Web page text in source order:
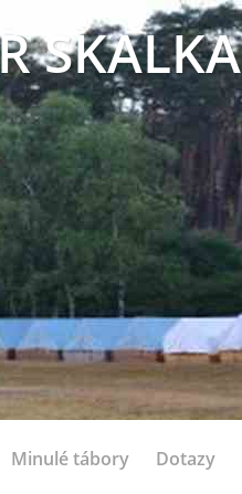
SKALKA
Minulé tábory Dotazy